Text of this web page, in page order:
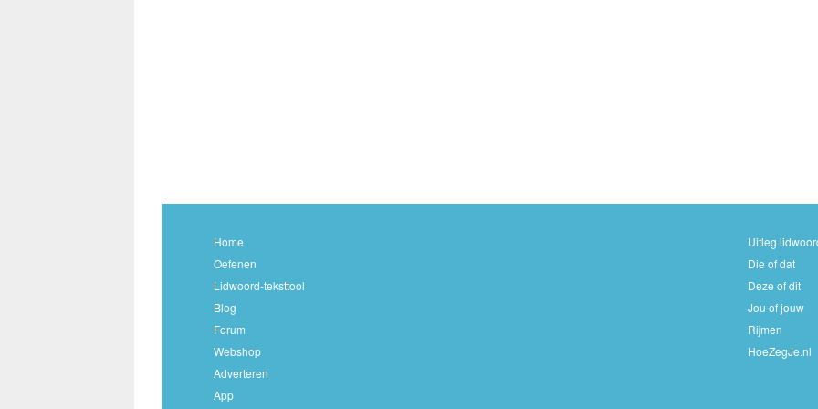
Home
Oefenen
Lidwoord-teksttool
Blog
Forum
Webshop
Adverteren
App
Uitleg
Die of dat
Deze of dit
Jou of jouw
Rijmen
HoeZegJe.nl